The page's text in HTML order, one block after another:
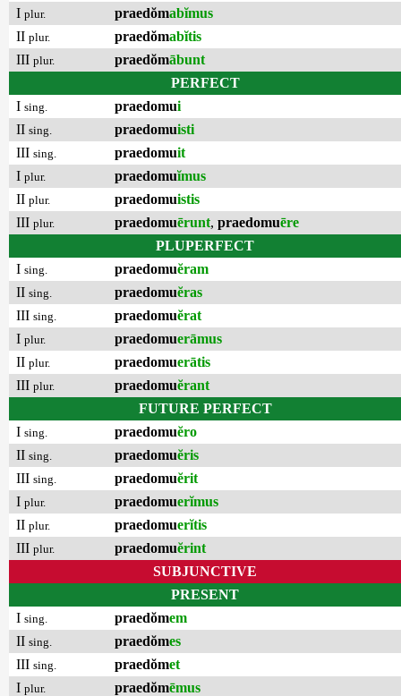
I plur. praedŏmabĭmus
II plur. praedŏmabĭtis
III plur. praedŏmābunt
PERFECT
I sing. praedomui
II sing. praedomuisti
III sing. praedomuit
I plur. praedomuĭmus
II plur. praedomuistis
III plur. praedomuērunt, praedomuēre
PLUPERFECT
I sing. praedomuĕram
II sing. praedomuĕras
III sing. praedomuĕrat
I plur. praedomuerāmus
II plur. praedomuerātis
III plur. praedomuĕrant
FUTURE PERFECT
I sing. praedomuĕro
II sing. praedomuĕris
III sing. praedomuĕrit
I plur. praedomuerĭmus
II plur. praedomuerĭtis
III plur. praedomuĕrint
SUBJUNCTIVE
PRESENT
I sing. praedŏmem
II sing. praedŏmes
III sing. praedŏmet
I plur. praedŏmēmus